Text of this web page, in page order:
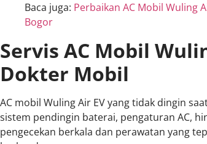
Baca juga: Perbaikan AC Mobil Wuling
Bogor
Servis AC Mobil
Dokter Mobil
AC mobil Wuling Air EV yang tidak dingin
sistem pendingin baterai, pengaturan AC,
pengecekan berkala dan perawatan yang